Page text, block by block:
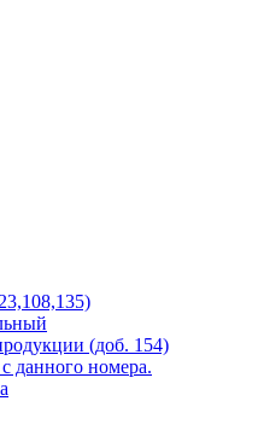
(доб. 154)
данного номера.